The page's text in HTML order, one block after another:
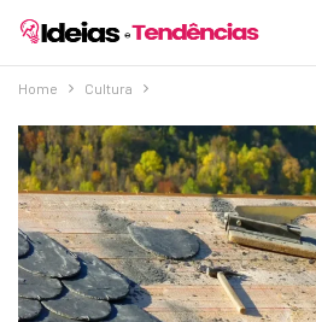
Home Cultura